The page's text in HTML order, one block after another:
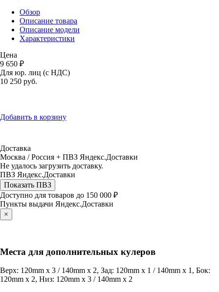
Обзор
Описание товара
Описание модели
Характеристики
Цена
9 650 ₽
Для юр. лиц (с НДС)
10 250 руб.
Добавить в корзину
Доставка
Москва / Россия + ПВЗ Яндекс.Доставки
Не удалось загрузить доставку.
ПВЗ Яндекс.Доставки
Показать ПВЗ
Доступно для товаров до 150 000 ₽
Пункты выдачи Яндекс.Доставки
×
Места для дополнительных кулеров
Верх: 120mm x 3 / 140mm x 2, Зад: 120mm x 1 / 140mm x 1, Бок:
120mm x 2, Низ: 120mm x 3 / 140mm x 2